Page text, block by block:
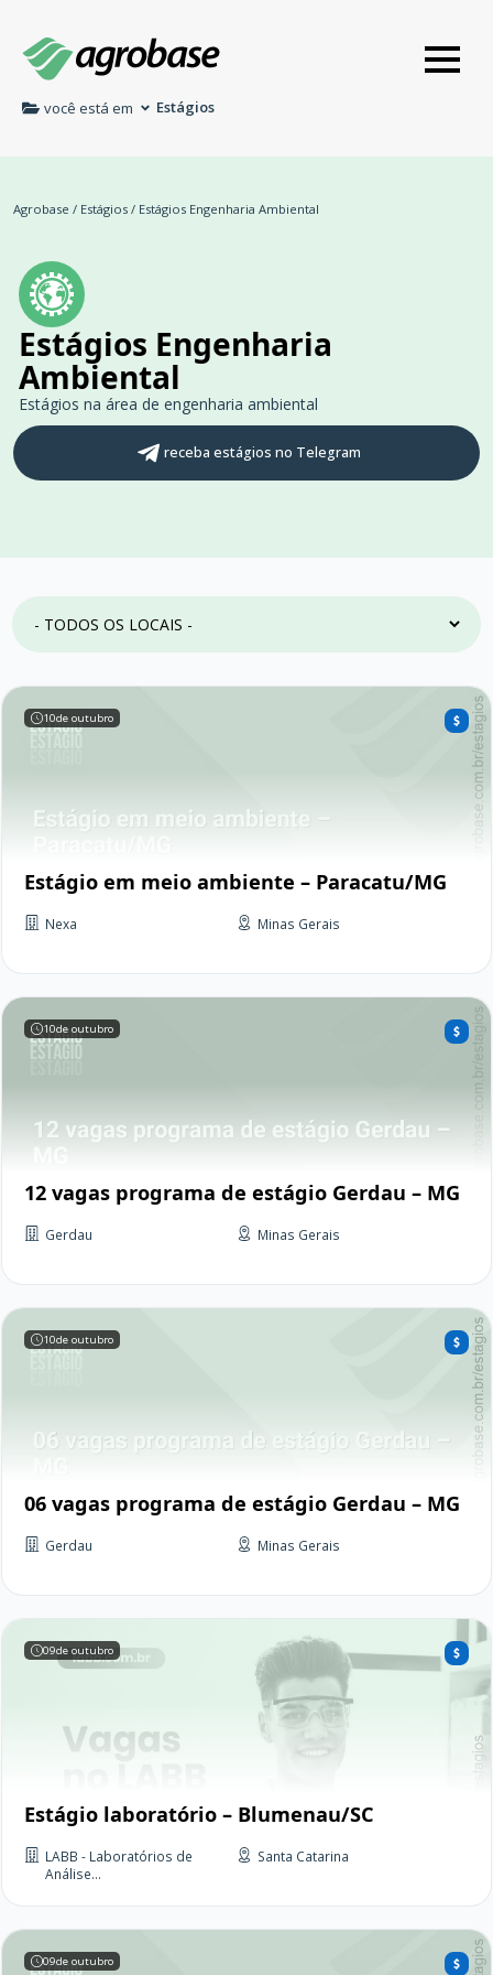
você está em Estágios
Agrobase / Estágios / Estágios Engenharia Ambiental
Estágios Engenharia
Ambiental
Estágios na área de engenharia ambiental
receba estágios no Telegram
10de outubro
Estágio em meio ambiente – Paracatu/MG
Nexa Minas Gerais
10de outubro
12 vagas programa de estágio Gerdau – MG
Gerdau Minas Gerais
10de outubro
06 vagas programa de estágio Gerdau – MG
Gerdau Minas Gerais
09de outubro
Estágio laboratório – Blumenau/SC
LABB - Laboratórios de
Análise...
Santa Catarina
09de outubro